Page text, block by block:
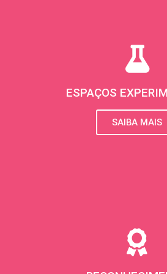
ESPAÇOS
SAIBA MAIS